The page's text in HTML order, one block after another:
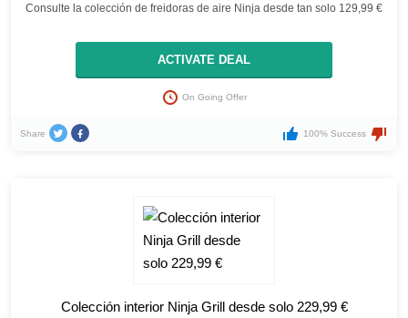
Consulte la colección de freidoras de aire Ninja desde tan solo 129,99 €
ACTIVATE DEAL
On Going Offer
Share 100% Success
Colección interior Ninja Grill desde solo 229,99 €